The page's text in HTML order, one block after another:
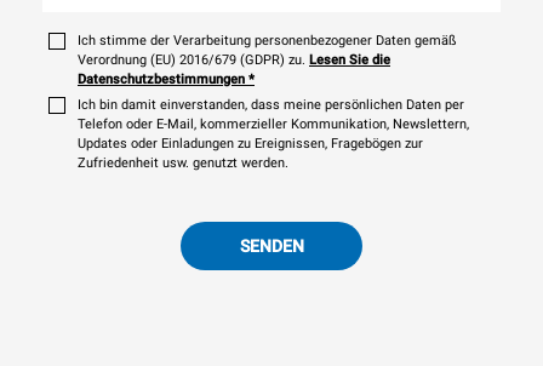
Ich stimme der Verarbeitung personenbezogener Daten gemäß
Verordnung (EU) 2016/679 (GDPR) zu. Lesen Sie die
Datenschutzbestimmungen *
Ich bin damit einverstanden, dass meine persönlichen Daten per
Telefon oder E-Mail, kommerzieller Kommunikation, Newslettern,
Updates oder Einladungen zu Ereignissen, Fragebögen zur
Zufriedenheit usw. genutzt werden.
SENDEN